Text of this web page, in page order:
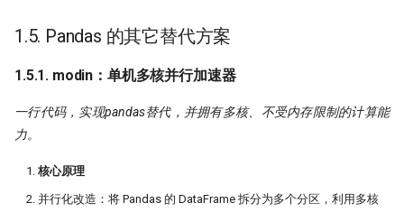
1.5. Pandas 的其它替代方案
1.5.1. modin：单机多核并行加速器
一行代码，实现pandas替代，并拥有多核、不受内存限制的计算能
力。
​核心原理
​并行化改造：将 Pandas 的 DataFrame 拆分为多个分区，利用多核